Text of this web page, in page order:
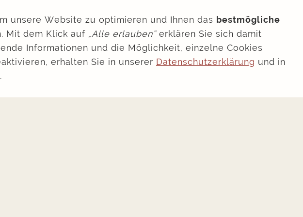
Abfahrt
Preis
unsere Website zu optimieren und Ihnen das bestmögliche
Mit dem Klick auf „Alle erlauben“erklären Sie sich damit
Informationen und die Möglichkeit, einzelne Cookies
erhalten Sie in unserer Datenschutzerklärung und in
.